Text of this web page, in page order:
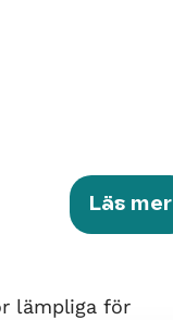
Läs mer
lämpliga för